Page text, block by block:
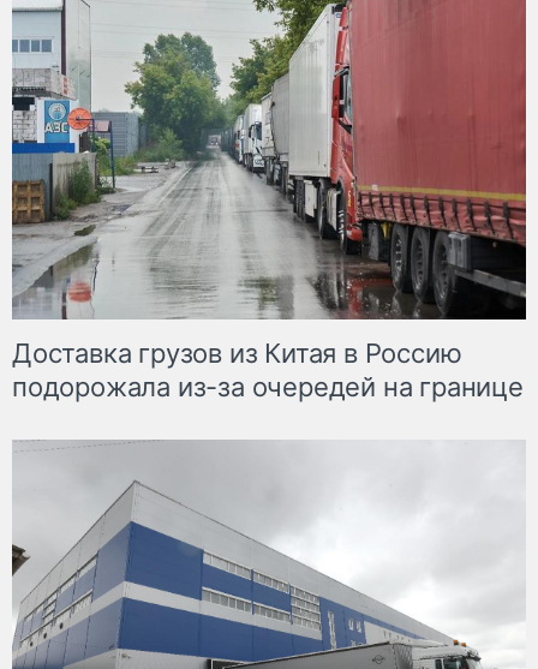
Доставка грузов из Китая в Россию
подорожала из-за очередей на границе